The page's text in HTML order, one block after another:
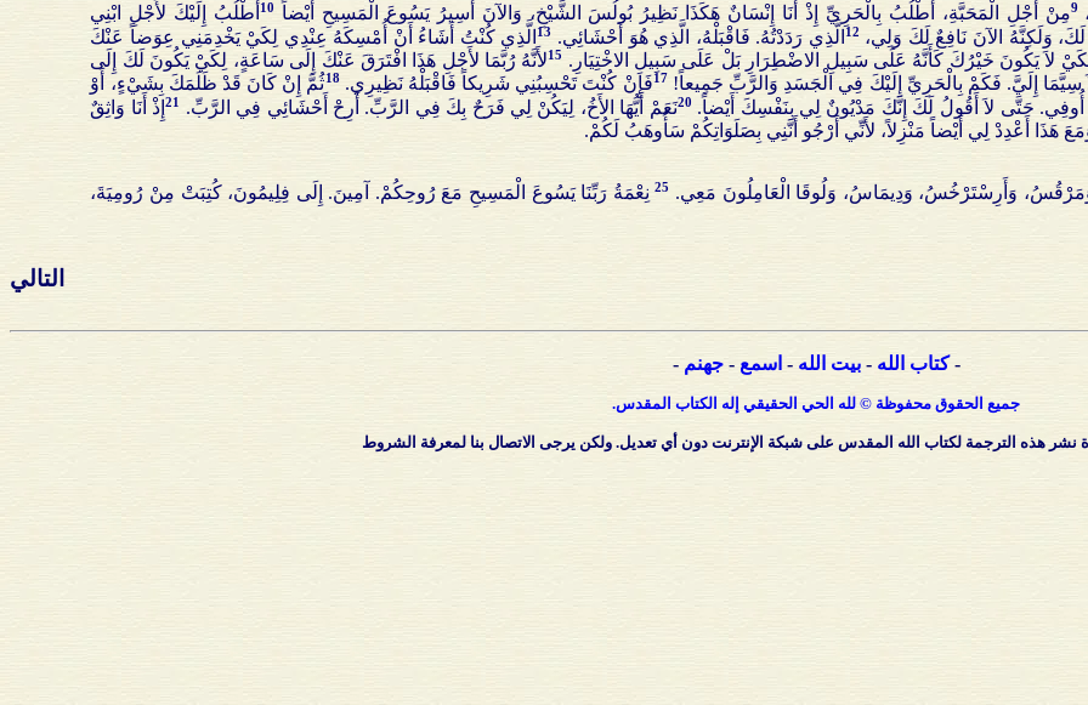
مِنْ أَجْلِ الْمَحَبَّةِ، أَطْلُبُ بِالْحَرِيِّ إِذْ أَنَا إِنْسَانٌ هَكَذَا نَظِيرُ بُولُسَ الشَّيْخِ، وَالآنَ أَسِيرُ يَسُوعَ الْمَسِيحِ أَيْضاً 10أَطْلُبُ إِلَيْكَ لأَجْلِ ابْنِي
وَلَكِنَّهُ الآنَ نَافِعٌ لَكَ وَلِي، 12 الَّذِي رَدَدْتُهُ. فَاقْبَلْهُ، الَّذِي هُوَ أَحْشَائِي. 13 الَّذِي كُنْتُ أَشَاءُ أَنْ أُمْسِكَهُ عِنْدِي لِكَيْ يَخْدِمَنِي عِوَضاً عَنْكَ
لاَ يَكُونَ خَيْرُكَ كَأَنَّهُ عَلَى سَبِيلِ الاضْطِرَارِ بَلْ عَلَى سَبِيلِ الاخْتِيَارِ. 15لأَنَّهُ رُبَّمَا لأَجْلِ هَذَا افْتَرَقَ عَنْكَ إِلَى سَاعَةٍ، لِكَيْ يَكُونَ لَكَ إِلَى
سِيَّمَا إِلَيَّ. فَكَمْ بِالْحَرِيِّ إِلَيْكَ فِي الْجَسَدِ وَالرَّبِّ جَمِيعاً! 17فَإِنْ كُنْتَ تَحْسِبُنِي شَرِيكاً فَاقْبَلْهُ نَظِيرِي.18ثُمَّ إِنْ كَانَ قَدْ ظَلَمَكَ بِشَيْءٍ، أَوْ
أُوفِي. حَتَّى لاَ أَقُولُ لَكَ إِنَّكَ مَدْيُونٌ لِي بِنَفْسِكَ أَيْضاً. 20نَعَمْ أَيُّهَا الأَخُ، لِيَكُنْ لِي فَرَحٌ بِكَ فِي الرَّبِّ. أَرِحْ أَحْشَائِي فِي الرَّبِّ. 21إِذْ أَنَا وَاثِقٌ
هَذَا أَعْدِدْ لِي أَيْضاً مَنْزِلاً، لأَنِّي أَرْجُو أَنَّنِي بِصَلَوَاتِكُمْ سَأُوهَبُ لَكُمْ.
وَأَرِسْتَرْخُسُ، وَدِيمَاسُ، وَلُوقَا الْعَامِلُونَ مَعِي. 25نِعْمَةُ رَبِّنَا يَسُوعَ الْمَسِيحِ مَعَ رُوحِكُمْ. آمِينَ. إِلَى فِلِيمُونَ، كُتِبَتْ مِنْ رُومِيَةَ،
التالي
-كتاب الله -بيت الله - اسمع -جهنم -
جميع الحقوق محفوظة © لله الحي الحقيقي إله الكتاب المقدس.
هذه الترجمة لكتاب الله المقدس على شبكة الإنترنت دون أي تعديل. ولكن يرجى الاتصال بنا لمعرفة الشروط